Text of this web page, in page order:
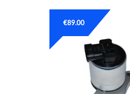
€89.00